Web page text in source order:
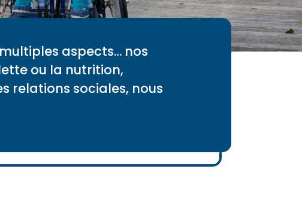
aspects… nos
ou la nutrition,
relations sociales, nous